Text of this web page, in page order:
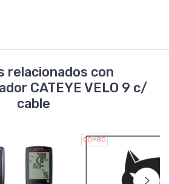
relacionados con
CATEYE VELO 9 c/
cable
COMBO